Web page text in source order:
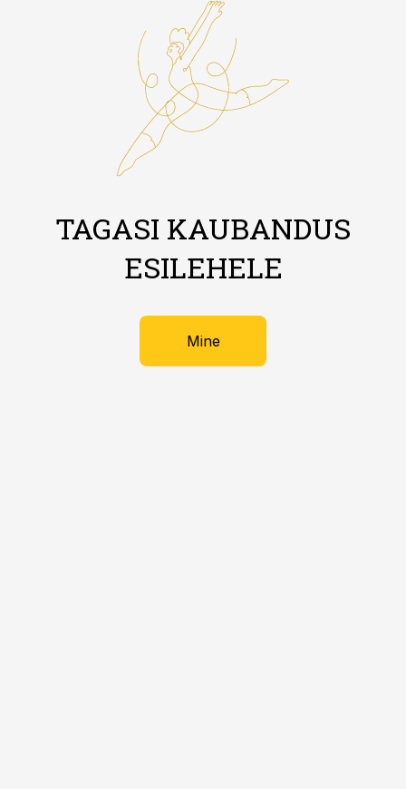
TAGASI KAUBANDUS
ESILEHELE
Mine